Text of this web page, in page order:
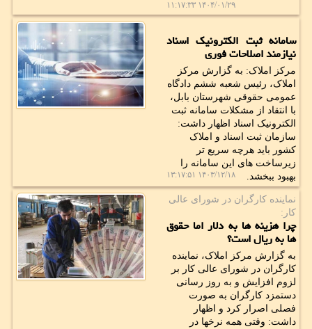
۱۴۰۴/۰۱/۲۹ ۱۱:۱۷:۳۳
سامانه ثبت الکترونیک اسناد
نیازمند اصلاحات فوری
مرکز املاک: به گزارش مرکز
املاک، رئیس شعبه ششم دادگاه
عمومی حقوقی شهرستان بابل،
با انتقاد از مشکلات سامانه ثبت
الکترونیک اسناد اظهار داشت:
سازمان ثبت اسناد و املاک
کشور باید هرچه سریع تر
زیرساخت های این سامانه را
بهبود ببخشد.
۱۴۰۳/۱۲/۱۸ ۱۳:۱۷:۵۱
نماینده كارگران در شورای عالی
كار:
چرا هزینه ها به دلار اما حقوق
ها به ریال است؟
به گزارش مرکز املاک، نماینده
کارگران در شورای عالی کار بر
لزوم افزایش و به روز رسانی
دستمزد کارگران به صورت
فصلی اصرار کرد و اظهار
داشت: وقتی همه نرخها در